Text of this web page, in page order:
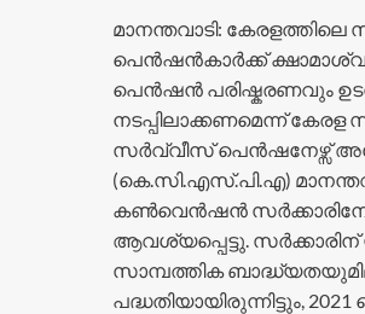
മാനന്തവാടി:
പെൻഷൻകാർക്ക്
പെൻഷൻ പരിഷ്കരണവും
നടപ്പിലാക്കണമെന്ന്
സർവ്വീസ് പെൻഷനേഴ്സ്
(കെ.സി.എസ്.പി.എ)
കൺവെൻഷൻ
ആവശ്യപ്പെട്ടു.
സാമ്പത്തിക
പദ്ധതിയായിരുന്നിട്ടും,